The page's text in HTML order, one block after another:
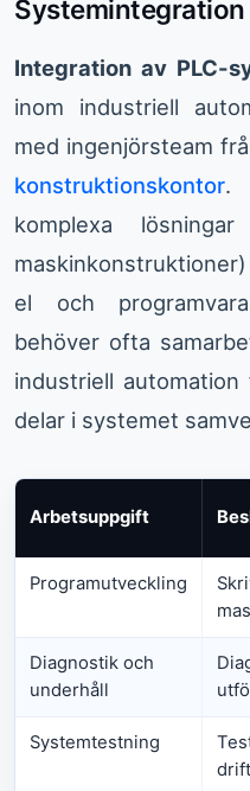
Systemintegration
Integration av PLC-
inom industriell
med ingenjörsteam
konstruktionskontor.
komplexa
el och
behöver ofta
industriell
delar i systemet
Arbetsuppgift
Programutveckling
Diagnostik och
underhåll
Systemtestning